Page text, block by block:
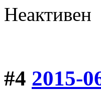
Неактивен
#4 2015-